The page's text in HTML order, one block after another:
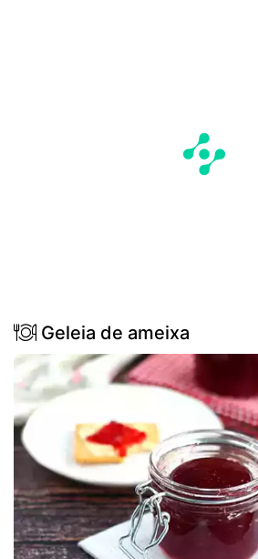
Geleia de ameixa